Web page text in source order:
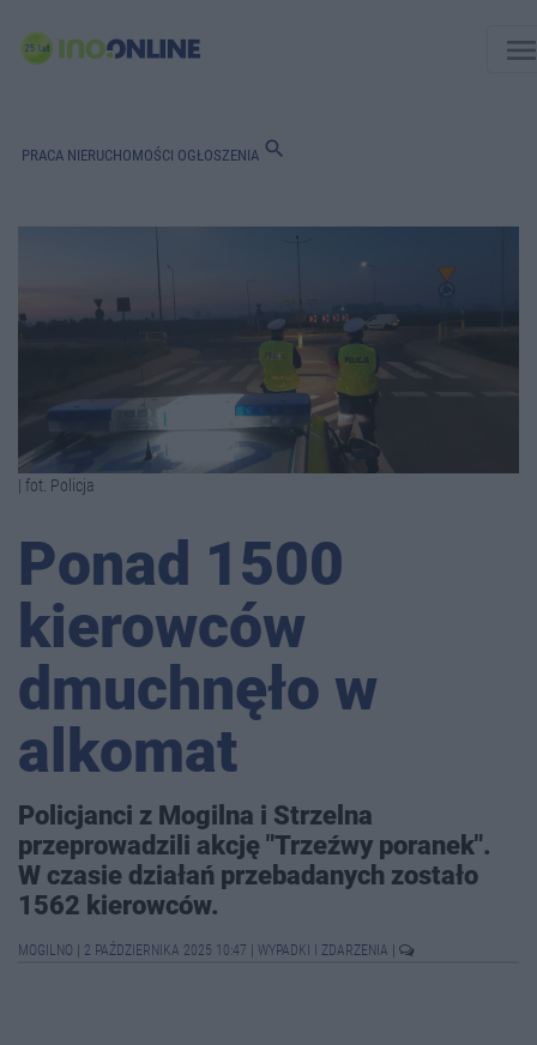
PRACA NIERUCHOMOŚCI OGŁOSZENIA search
| fot. Policja
Ponad 1500
kierowców
dmuchnęło w
alkomat
Policjanci z Mogilna i Strzelna
przeprowadzili akcję "Trzeźwy poranek".
W czasie działań przebadanych zostało
1562 kierowców.
MOGILNO 2 PAŹDZIERNIKA 2025 10:47 WYPADKI I ZDARZENIA